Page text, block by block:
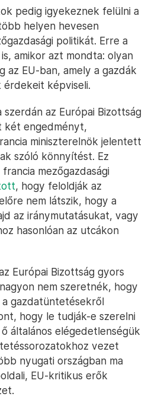
tüntető gazdákkal találkozik
Zoltán / Miniszterelnöki Sajtóiroda
pedig igyekeznek felülni a
helyen hevesen
politikát. Erre a
amikor azt mondta: olyan
EU-ban, amely a gazdák
képviseli.
az Európai Bizottság
engedményt,
miniszterelnök jelentett
szóló könnyítést. Ez
mezőgazdasági
, hogy feloldják az
nem látszik, hogy a
az iránymutatásukat, vagy
hasonlóan az utcákon